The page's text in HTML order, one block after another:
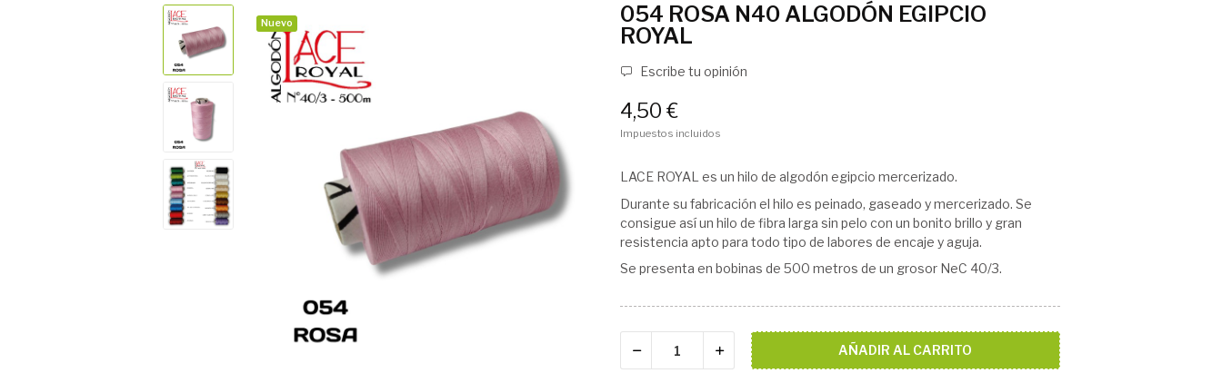
Nuevo
054 ROSA N40 ALGODÓN EGIPCIO
ROYAL
Escribe tu opinión
4,50 €
Impuestos incluidos
LACE ROYAL es un hilo de algodón egipcio mercerizado.
Durante su fabricación el hilo es peinado, gaseado y mercerizado. Se
consigue así un hilo de fibra larga sin pelo con un bonito brillo y gran
resistencia apto para todo tipo de labores de encaje y aguja.
Se presenta en bobinas de 500 metros de un grosor NeC 40/3.
AÑADIR AL CARRITO